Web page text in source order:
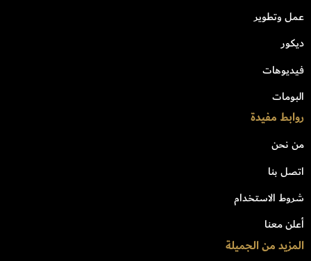
عمل وتطوير
ديكور
فيديوهات
البومات
روابط مفيدة
من نحن
اتصل بنا
شروط الاستخدام
أعلن معنا
المزيد من الجميلة